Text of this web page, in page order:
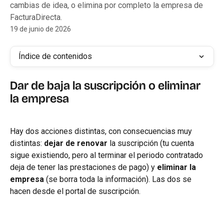
cambias de idea, o elimina por completo la empresa de
FacturaDirecta.
19 de junio de 2026
Índice de contenidos
Dar de baja la suscripción o eliminar
la empresa
Hay dos acciones distintas, con consecuencias muy
distintas: dejar de renovar la suscripción (tu cuenta
sigue existiendo, pero al terminar el periodo contratado
deja de tener las prestaciones de pago) y eliminar la
empresa (se borra toda la información). Las dos se
hacen desde el portal de suscripción.